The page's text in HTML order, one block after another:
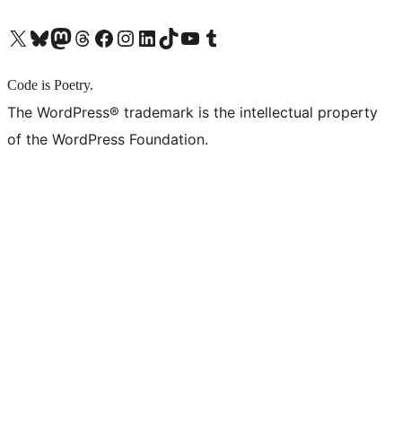
X (旧 Twitter) アカウントへBluesky アカウントへMastodon アカウントへThreads アカウントへ Facebook ページへInstagram アカウントへ LinkedIn アカウントへTikTok アカウントへYouTube チャンネルへ Tumblr アカウントへ
Code is Poetry.
The WordPress® trademark is the intellectual property
of the WordPress Foundation.